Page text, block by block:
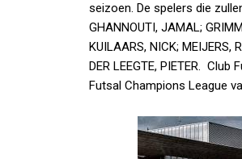
seizoen. De spelers die
GHANNOUTI, JAMAL;
KUILAARS, NICK; MEIJERS,
DER LEEGTE, PIETER.
Futsal Champions League